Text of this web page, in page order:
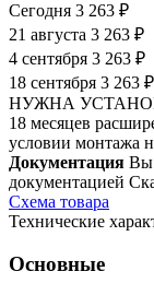
Сегодня 3 263 ₽
21 августа 3 263 ₽
4 сентября 3 263 ₽
18 сентября 3 263 ₽
НУЖНА
18 месяцев
условии монтажа
Документация Вы
документацией
Cхема товара
Технические
Основные